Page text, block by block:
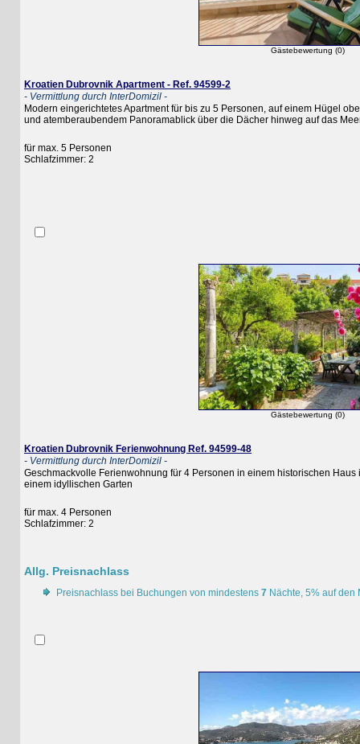
Gästebewertung (0)
Kroatien Dubrovnik Apartment - Ref. 94599-2
- Vermittlung durch InterDomizil -
Modern eingerichtetes Apartment für bis zu 5 Personen, auf einem Hügel
und atemberaubendem Panoramablick über die Dächer hinweg auf das Meer
für max. 5 Personen
Schlafzimmer: 2
Gästebewertung (0)
Kroatien Dubrovnik Ferienwohnung Ref. 94599-48
- Vermittlung durch InterDomizil -
Geschmackvolle Ferienwohnung für 4 Personen in einem historischen Haus in
einem idyllischen Garten
für max. 4 Personen
Schlafzimmer: 2
Allg. Preisnachlass
Preisnachlass bei Buchungen von mindestens7Nächte, 5% auf den